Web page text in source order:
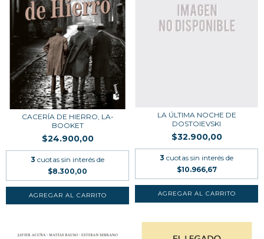
CACERÍA DE HIERRO, LA-
BOOKET
$24.900,00
3 cuotas sin interés de
$8.300,00
LA ÚLTIMA NOCHE DE
DOSTOIEVSKI
$32.900,00
3 cuotas sin interés de
$10.966,67